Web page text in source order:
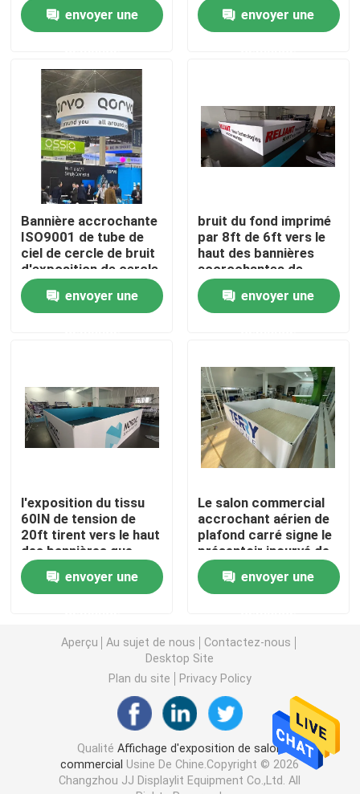
Produits
Vidéos
A propos de nous
Visite d'usine
Contrôle de la qualité
Contact
Affichage d'exposition de salon commercial
Sautez l'affichage d'exposition
Trade Show Hanging Banner
Caisson lumineux de SEG
Présentoir de voûte
Personnalisé épousant des contextes
de 85 x de 200cm
pour le salon
commercial
envoyer une
tension de plafond
envoyer une
Bannière accrochante
ISO9001 de tube de
ciel de cercle de bruit
d'exposition de cercle
en aluminium
d'affichageenvoyer une
bruit du fond imprimé
par 8ft de 6ft vers le
haut des bannières
accrochantes de
conception de
support d'exposition
pour des expositions
envoyer une
l'exposition du tissu
60IN de tension de
20ft tirent vers le haut
des bannières que
PSD sautent des
bannières d'exposition
envoyer une
Le salon commercial
accrochant aérien de
plafond carré signe le
présentoir incurvé de
tissu
envoyer une
Aperçu Au sujet de nous
Contactez-nous
Desktop Site
Plan du site
Privacy Policy
Qualité Affichage d'exposition de salon
commercial Usine De Chine.Copyright © 2026
Changzhou JJ Displaylit Equipment Co.,Ltd. All